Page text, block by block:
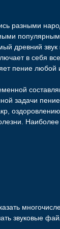
разными
древний
в себя
пение любой
задачи
звуковые